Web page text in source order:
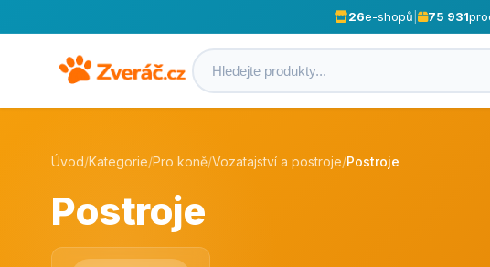
26e-shopů 75 931
Úvod/Kategorie/Pro koně/Vozatajství a postroje/Postroje
Postroje